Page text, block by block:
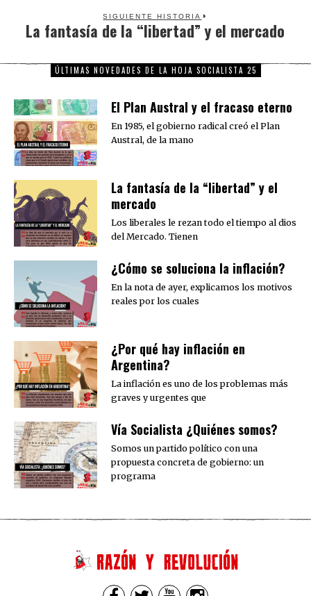
SIGUIENTE HISTORIA
Next
La fantasía de la “libertad” y el mercado
ÚLTIMAS NOVEDADES DE LA HOJA SOCIALISTA 25
El Plan Austral y el fracaso eterno
En 1985, el gobierno radical creó el Plan
Austral, de la mano
La fantasía de la “libertad” y el
mercado
Los liberales le rezan todo el tiempo al dios
del Mercado. Tienen
¿Cómo se soluciona la inflación?
En la nota de ayer, explicamos los motivos
reales por los cuales
¿Por qué hay inflación en
Argentina?
La inflación es uno de los problemas más
graves y urgentes que
Vía Socialista ¿Quiénes somos?
Somos un partido político con una
propuesta concreta de gobierno: un
programa